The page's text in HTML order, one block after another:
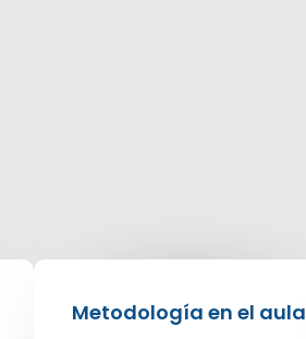
Metodología en el aula